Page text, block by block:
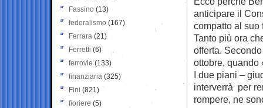
anticipare il
compatto al suo
Tanto più ora
offerta.
ottobre, quando
I due piani –
interverrà per
rompere, ne
Fassino (13)
federalismo (167)
Ferrara (21)
Ferretti (6)
ferrovie (133)
finanziaria (325)
Fini (821)
fioriere (5)